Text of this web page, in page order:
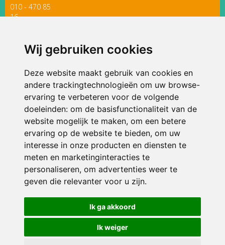
Wij gebruiken cookies
Deze website maakt gebruik van cookies en
andere trackingtechnologieën om uw browse-
ervaring te verbeteren voor de volgende
doeleinden: om de basisfunctionaliteit van de
website mogelijk te maken, om een betere
ervaring op de website te bieden, om uw
interesse in onze producten en diensten te
meten en marketinginteracties te
personaliseren, om advertenties weer te
geven die relevanter voor u zijn.
Ik ga akkoord
Ik weiger
010 - 470 85
16
ONDERDEEL VAN
© 2026 Avonturijn | Alle rechten voorbehouden
Privacy policy|Disclaimer| Klachtenregeling|RSIN en Anbi
voorkeuren
Crealisatie The MindOffice